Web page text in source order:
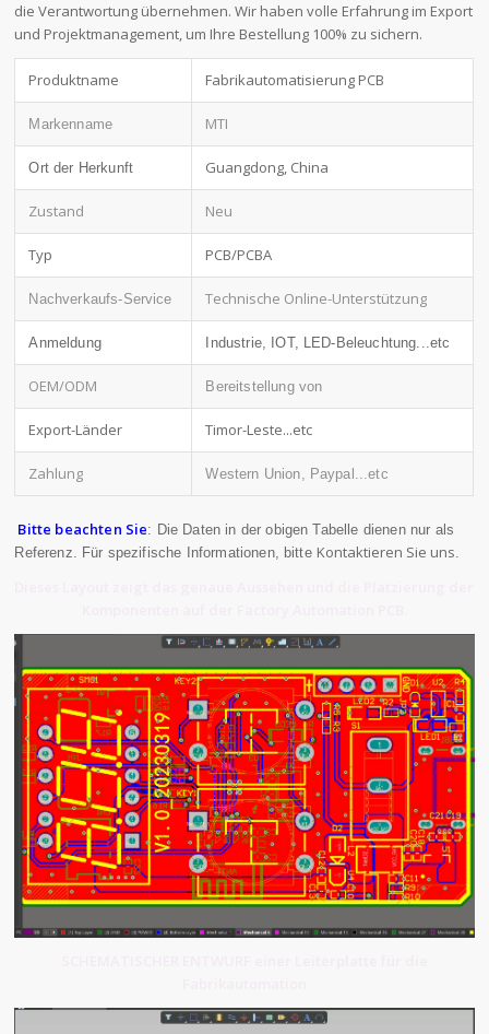
die Verantwortung übernehmen. Wir haben volle Erfahrung im Export
und Projektmanagement, um Ihre Bestellung 100% zu sichern.
Produktname Fabrikautomatisierung PCB
Markenname MTI
Ort der Herkunft Guangdong, China
Zustand Neu
Typ PCB/PCBA
Nachverkaufs-Service Technische Online-Unterstützung
Anmeldung Industrie, IOT, LED-Beleuchtung...etc
OEM/ODM Bereitstellung von
Export-Länder Timor-Leste...etc
Zahlung Western Union, Paypal...etc
Bitte beachten Sie: Die Daten in der obigen Tabelle dienen nur als
Referenz. Für spezifische Informationen, bitte Kontaktieren Sie uns.